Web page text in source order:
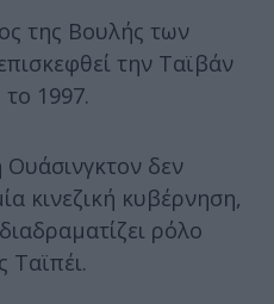
της Βουλής των
την Ταϊβάν
το 1997.
δεν
κινεζική κυβέρνηση,
ρόλο
Ταϊπέι.